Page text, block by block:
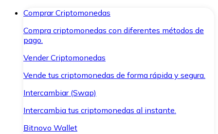
Comprar Criptomonedas
Compra criptomonedas con diferentes métodos de
pago.
Vender Criptomonedas
Vende tus criptomonedas de forma rápida y segura.
Intercambiar (Swap)
Intercambia tus criptomonedas al instante.
Bitnovo Wallet